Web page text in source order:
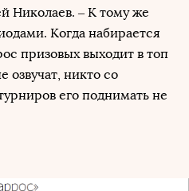
Николаев. – К тому же
Когда набирается
призовых выходит в топ
озвучат, никто со
его поднимать не